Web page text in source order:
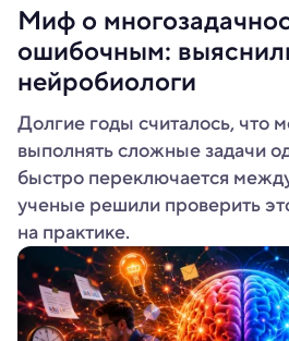
Миф о
ошибочным:
нейробиологи
Долгие годы считалось, что
выполнять сложные задачи
быстро переключается
ученые решили проверить
на практике.